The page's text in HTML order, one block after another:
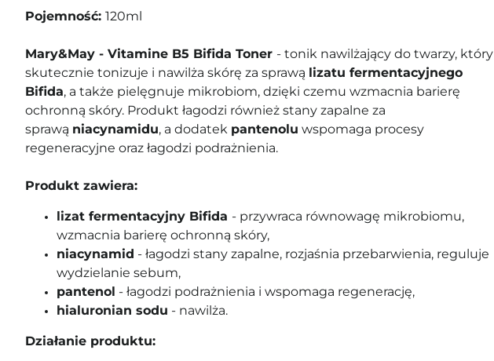
Pojemność: 120ml
Mary&May - Vitamine B5 Bifida Toner - tonik nawilżający do twarzy, który
skutecznie tonizuje i nawilża skórę za sprawą lizatu fermentacyjnego
Bifida, a także pielęgnuje mikrobiom, dzięki czemu wzmacnia barierę
ochronną skóry. Produkt łagodzi również stany zapalne za
sprawą niacynamidu, a dodatek pantenolu wspomaga procesy
regeneracyjne oraz łagodzi podrażnienia.
Produkt zawiera:
lizat fermentacyjny Bifida - przywraca równowagę mikrobiomu,
wzmacnia barierę ochronną skóry,
niacynamid - łagodzi stany zapalne, rozjaśnia przebarwienia, reguluje
wydzielanie sebum,
pantenol - łagodzi podrażnienia i wspomaga regenerację,
hialuronian sodu - nawilża.
Działanie produktu: